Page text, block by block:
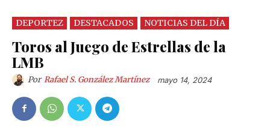
DEPORTEZ DESTACADOS NOTICIAS DEL DÍA
Toros al Juego de Estrellas de la
LMB
Por Rafael S. González Martínez mayo 14, 2024